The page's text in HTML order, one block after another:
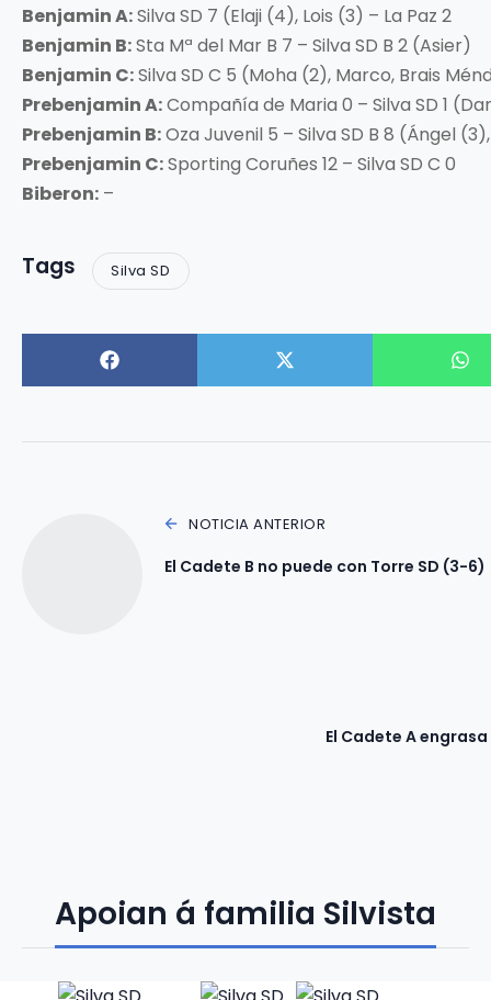
Benjamin A:Silva SD 7 (Elaji (4), Lois (3) – La Paz 2
Benjamin B:Sta Mª del Mar B 7 – Silva SD B 2 (Asier)
Benjamin C:Silva SD C 5 (Moha (2), Marco, Brais
Prebenjamin A:Compañía de Maria 0 – Silva SD 1
Prebenjamin B:Oza Juvenil 5 – Silva SD B 8 (Ángel
Prebenjamin C:Sporting Coruñes 12 – Silva SD C 0
Biberon: –
Tags Silva SD
NOTICIA ANTERIOR
El Cadete B no puede con Torre SD (3-6)
El Cadete A
Apoian á familia Silvista